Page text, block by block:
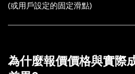
(或用戶設定的固定滑點)
為什麼報價價格與實際